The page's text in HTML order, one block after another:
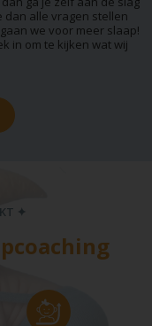
dan alle vragen stellen
we voor meer slaap!
in om te kijken wat wij
✦